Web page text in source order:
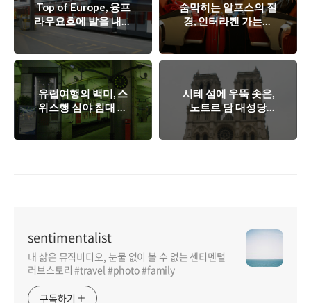
Top of Europe, 융프
라우요흐에 발을 내딛
다!
숨막히는 알프스의 절
경, 인터라켄 가는길
유럽여행의 백미, 스
위스행 심야 침대 열
차를 타다!
시테 섬에 우뚝 솟은,
노트르 담 대성당
(Cathédrale Notre-
Dame)
sentimentalist
내 삶은 뮤직비디오, 눈물 없이 볼 수 없는 센티멘털
러브스토리 #travel #photo #family
구독하기